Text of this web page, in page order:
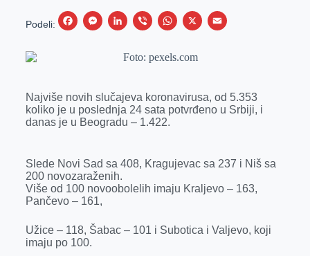
Podeli:
F
b
o
M
e
n
r
L
n
e
d
V
b
r
W
a
s
A
X
E
Najviše novih slučajeva koronavirusa, od 5.353
koliko je u poslednja 24 sata potvrđeno u Srbiji, i
danas je u Beogradu – 1.422.
Slede Novi Sad sa 408, Kragujevac sa 237 i Niš sa
200 novozaraženih.
Više od 100 novoobolelih imaju Kraljevo – 163,
Pančevo – 161,
Užice – 118, Šabac – 101 i Subotica i Valjevo, koji
imaju po 100.